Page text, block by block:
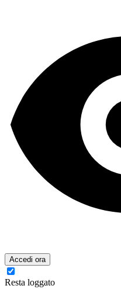
Accedi ora
Resta loggato